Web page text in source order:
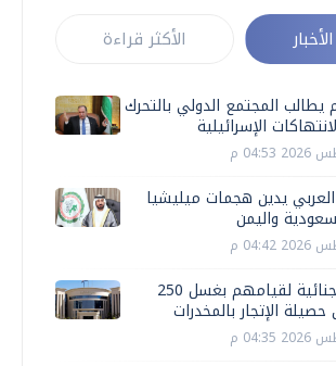
الأكثر قراءة
المجتمع الدولي بالتحرك
الإسرائيلية
يدين هجمات ميليشيا
واليمن
ضبط 6 عناصر جنائية لقيامهم بغسل 250
الإتجار بالمخدرات